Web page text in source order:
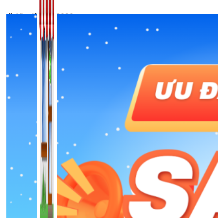
🎉 Ưu đãi Tết 2026